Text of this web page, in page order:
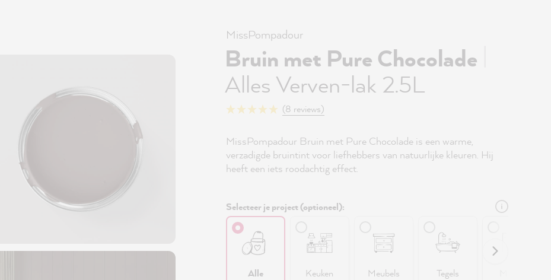
MissPompadour
Bruin met Pure Chocolade
Alles Verven-lak 2.5L
(8 reviews)
MissPompadour Bruin met Pure Chocolade is een warme,
verzadigde bruintint voor liefhebbers van natuurlijke kleuren. Hij
heeft een iets roodachtig effect.
Selecteer je project (optioneel):
Alle Keuken Meubels Tegels